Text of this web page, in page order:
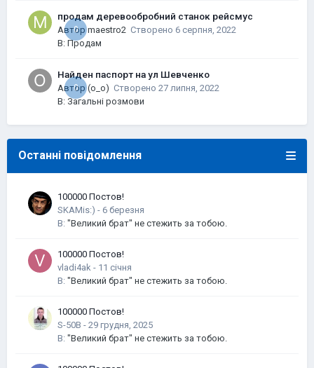
0
продам деревообробний станок рейсмус
Авторmaestro2 Створено 6 серпня, 2022
В: Продам
0
Найден паспорт на ул Шевченко
Автор(o_o) Створено 27 липня, 2022
В: Загальні розмови
Останні повідомлення
100000 Постов!
SKAMis:) -
В: "Великий брат" не стежить за тобою.
100000 Постов!
vladi4ak -
В: "Великий брат" не стежить за тобою.
100000 Постов!
S-50B -
В: "Великий брат" не стежить за тобою.